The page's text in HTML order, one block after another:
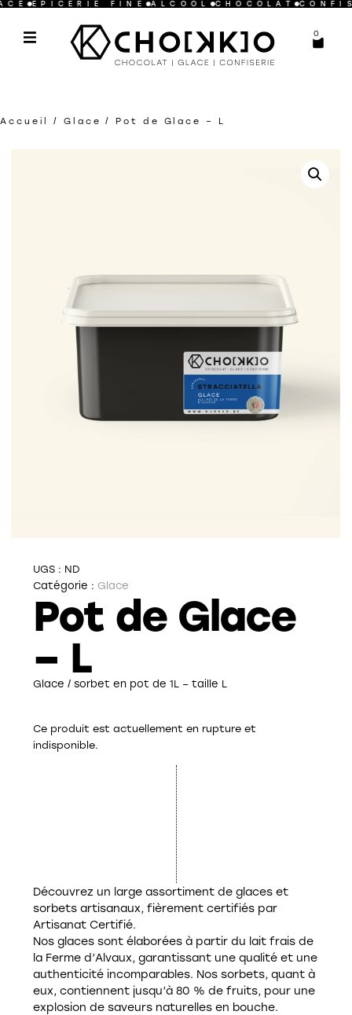
EPICERIE FINE ALCOOL CHOCOLAT
0
Accueil /Glace / Pot de Glace – L
UGS : ND
Catégorie : Glace
Pot de Glace
– L
Glace / sorbet en pot de 1L – taille L
Ce produit est actuellement en rupture et
indisponible.
Découvrez un large assortiment de glaces et
sorbets artisanaux, fièrement certifiés par
Artisanat Certifié.
Nos glaces sont élaborées à partir du lait frais de
la Ferme d’Alvaux, garantissant une qualité et une
authenticité incomparables. Nos sorbets, quant à
eux, contiennent jusqu’à 80 % de fruits, pour une
explosion de saveurs naturelles en bouche.